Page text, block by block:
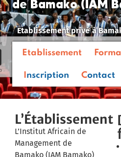
de Bamako (IAM
Etablissement privé à
Etablissement
Inscription Contact
L’Établissement
L’Institut Africain de
Management de
Bamako (IAM Bamako)